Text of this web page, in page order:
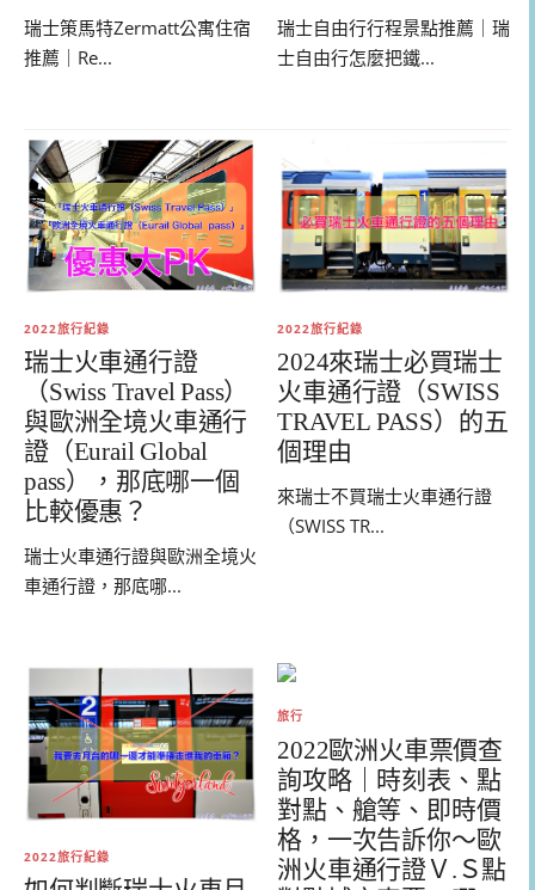
瑞士策馬特Zermatt公寓住宿
推薦｜Re...
瑞士自由行行程景點推薦｜瑞
士自由行怎麼把鐵...
2022旅行紀錄
瑞士火車通行證
（Swiss Travel Pass）
與歐洲全境火車通行
證（Eurail Global
pass），那底哪一個
比較優惠？
瑞士火車通行證與歐洲全境火
車通行證，那底哪...
2022旅行紀錄
2024來瑞士必買瑞士
火車通行證（SWISS
TRAVEL PASS）的五
個理由
來瑞士不買瑞士火車通行證
（SWISS TR...
2022旅行紀錄
旅行
2022歐洲火車票價查
詢攻略｜時刻表、點
對點、艙等、即時價
格，一次告訴你～歐
洲火車通行證Ｖ.Ｓ點